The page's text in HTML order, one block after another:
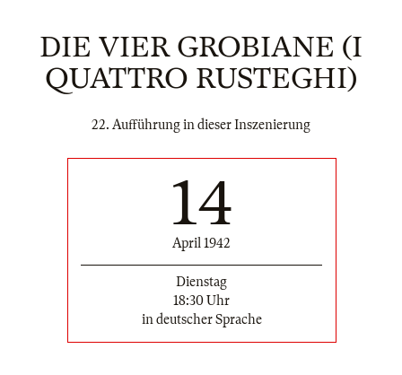
DIE VIER GROBIANE (I
QUATTRO RUSTEGHI)
22. Aufführung in dieser Inszenierung
14
April 1942
Dienstag
18:30 Uhr
in deutscher Sprache